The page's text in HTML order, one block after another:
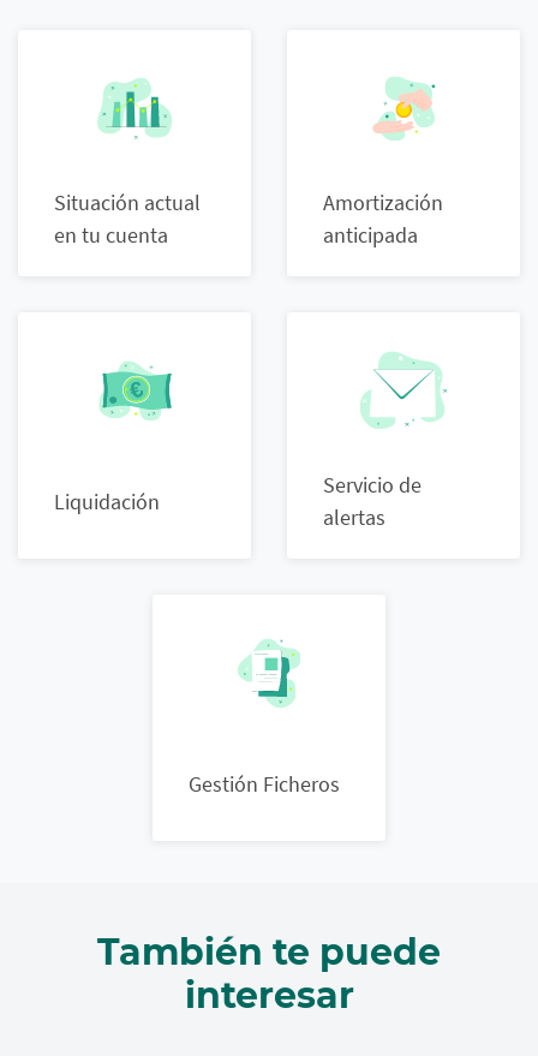
Situación actual
en tu cuenta
Amortización
anticipada
Liquidación
Servicio de
alertas
Gestión Ficheros
También te puede
interesar